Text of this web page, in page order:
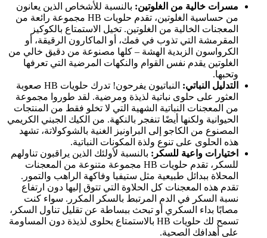
مسرات خالية من الغلوتين: بالنسبة للأشخاص الذين يعانون
من حساسية الغلوتين، تقدم حلويات HB مجموعة رائعة من
المعجنات الخالية من الغلوتين. تخيل الاستمتاع بالكوكيز
المقرمشة التي تذوب في فمك، أو الماكارون الرقيقة، أو
الكرواسون الزبدية الهشة – كلها مصنوعة من دقيق خالي من
الغلوتين يقدم نفس القوام والنكهات المرضية التي تعرفها
وتحبها.
التدليل النباتي:
النباتيون يفرحون! تدرك حلويات HB صعوبة
العثور على حلوى نباتية لذيذة ومرضية. لقد طوروا مجموعة
من المعجنات النباتية الشهية التي لا تخلو فقط من المنتجات
الحيوانية ولكنها أيضًا تنفجر بالنكهة. من الكيك الجبني الكريمي
المصنوع من الكاجو إلى البراونيز الغنية بالشوكولاتة، تشهد
هذه الحلوى على تنوع ولذة المكونات النباتية.
اختيارات واعية للسكر: بالنسبة لأولئك الذين يراقبون تناولهم
للسكر، تقدم حلويات HB مجموعة متنوعة من المعجنات
المحلاة ببدائل طبيعية مثل ستيفيا وفاكهة الراهب والتمور.
تقدم هذه المعجنات كل الحلاوة التي تتوق إليها دون ارتفاع
نسبة السكر في الدم المرتبط بالسكر المكرر. سواء كنت
مصابًا بداء السكري أو تبحث ببساطة عن تقليل تناول السكر،
تسمح لك حلويات HB بالاستمتاع بحلوى لذيذة دون المساومة
على أهدافك الصحية.